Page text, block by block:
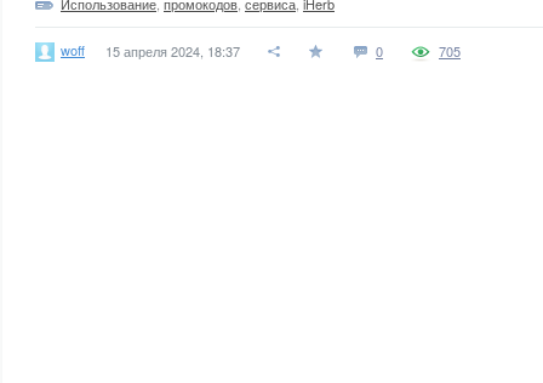
woff 15 апреля 2024, 18:37 0 705